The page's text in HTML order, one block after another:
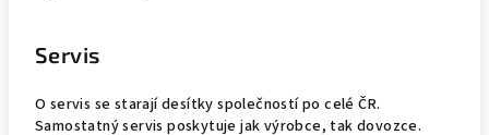
Servis
O servis se starají desítky společností po celé ČR.
Samostatný servis poskytuje jak výrobce, tak dovozce.